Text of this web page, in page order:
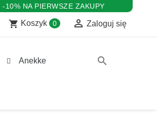
-10% NA PIERWSZE ZAKUPY
shopping_cart Koszyk 0  Zaloguj się
Anekke search